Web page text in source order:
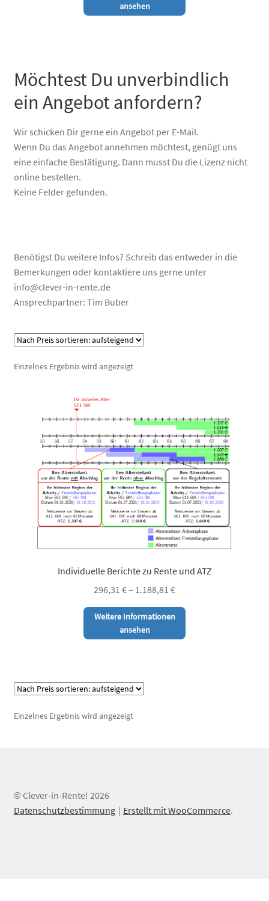
ansehen
Die
Optionen
können
auf
Produktseite
Möchtest Du unverbindlich
ein Angebot anfordern?
Wir schicken Dir gerne ein Angebot per E-Mail.
Wenn Du das Angebot annehmen möchtest, genügt uns
eine einfache Bestätigung. Dann musst Du die Lizenz nicht
online bestellen.
Keine Felder gefunden.
Benötigst Du weitere Infos? Schreib das entweder in die
Bemerkungen oder kontaktiere uns gerne unter
info@clever-in-rente.de
Ansprechpartner: Tim Buber
Einzelnes Ergebnis wird angezeigt
Individuelle Berichte zu Rente und ATZ
296,31 €– 1.188,81 €
Weitere Informationen
ansehen
Dieses
werden
Einzelnes Ergebnis wird angezeigt
© Clever-in-Rente! 2026
Datenschutzbestimmung
Erstellt mit WooCommerce.